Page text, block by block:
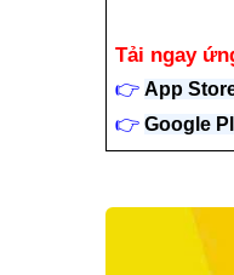
Tải ngay
👉 App
👉 Google